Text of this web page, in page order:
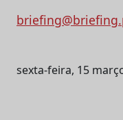
sexta-feira, 15